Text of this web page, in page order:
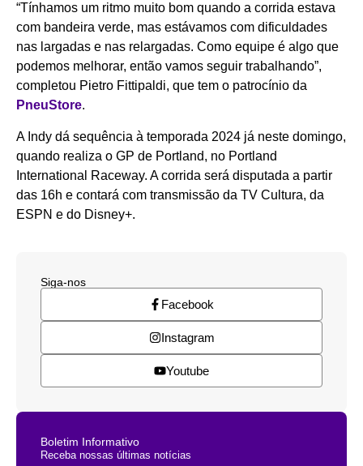
“Tínhamos um ritmo muito bom quando a corrida estava
com bandeira verde, mas estávamos com dificuldades
nas largadas e nas relargadas. Como equipe é algo que
podemos melhorar, então vamos seguir trabalhando”,
completou Pietro Fittipaldi, que tem o patrocínio da
PneuStore.
A Indy dá sequência à temporada 2024 já neste domingo,
quando realiza o GP de Portland, no Portland
International Raceway. A corrida será disputada a partir
das 16h e contará com transmissão da TV Cultura, da
ESPN e do Disney+.
Siga-nos
Facebook
Instagram
Youtube
Boletim Informativo
Receba nossas últimas notícias